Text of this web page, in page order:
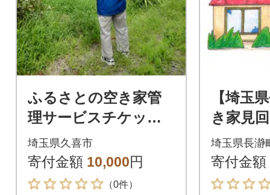
ふるさとの空き家管
理サービスチケット(1
回分)
埼玉県久喜市
寄付金額 10,000円
（0件）
【埼玉
き家見
埼玉県長瀞
寄付金額